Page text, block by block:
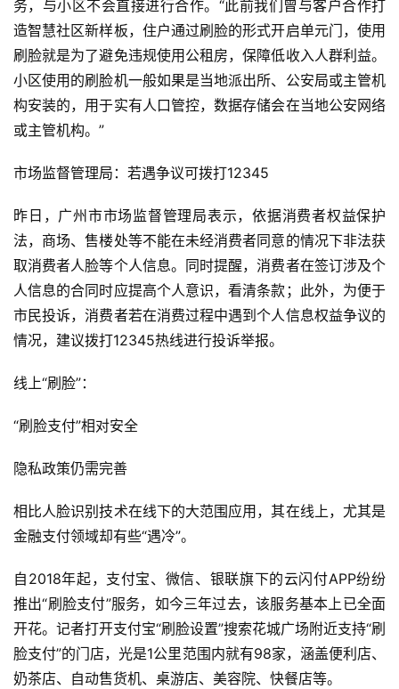
界
人
工
智
能
深
学
习
云
计
算
未
医
能
驾
智
慧
城
市
务，与小区不会直接进行合作。“此前我们曾与客户合作打
造智慧社区新样板，住户通过刷脸的形式开启单元门，使用
刷脸就是为了避免违规使用公租房，保障低收入人群利益。
小区使用的刷脸机一般如果是当地派出所、公安局或主管机
构安装的，用于实有人口管控，数据存储会在当地公安网络
或主管机构。”
市场监督管理局：若遇争议可拨打12345
昨日，广州市市场监督管理局表示，依据消费者权益保护
法，商场、售楼处等不能在未经消费者同意的情况下非法获
取消费者人脸等个人信息。同时提醒，消费者在签订涉及个
人信息的合同时应提高个人意识，看清条款；此外，为便于
市民投诉，消费者若在消费过程中遇到个人信息权益争议的
情况，建议拨打12345热线进行投诉举报。
线上“刷脸”：
“刷脸支付”相对安全
隐私政策仍需完善
相比人脸识别技术在线下的大范围应用，其在线上，尤其是
金融支付领域却有些“遇冷”。
自2018年起，支付宝、微信、银联旗下的云闪付APP纷纷
推出“刷脸支付”服务，如今三年过去，该服务基本上已全面
开花。记者打开支付宝“刷脸设置”搜索花城广场附近支持“刷
脸支付”的门店，光是1公里范围内就有98家，涵盖便利店、
奶茶店、自动售货机、桌游店、美容院、快餐店等。